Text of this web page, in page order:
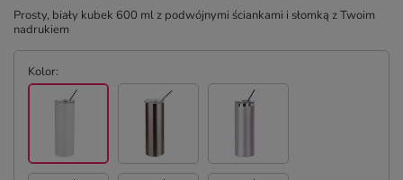
Prosty, biały kubek 600 ml z podwójnymi ściankami i słomką z Twoim
nadrukiem
Kolor